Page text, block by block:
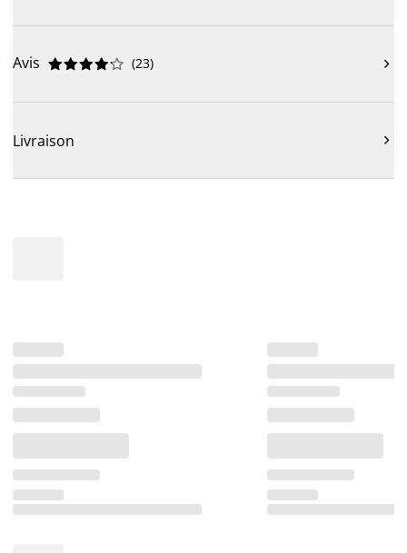
Avis 




 (23) 
Livraison 